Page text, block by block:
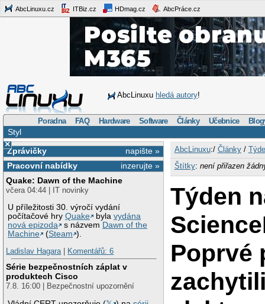
AbcLinuxu.cz ITBiz.cz HDmag.cz AbcPráce.cz
AbcLinuxu hledá autory!
Poradna FAQ Hardware Software Články Učebnice
Styl
×
napište »
Zprávičky
inzerujte »
Pracovní nabídky
Quake: Dawn of the Machine
včera 04:44 | IT novinky
U příležitosti 30. výročí vydání
počítačové hryQuake bylavydána
nová epizoda
s názvem Dawn of the
Machine
(Steam ).
Ladislav Hagara| Komentářů: 6
Série bezpečnostních záplat v
produktech Cisco
7.8. 16:00 | Bezpečnostní upozornění
AbcLinuxu:/ Články/
Štítky: není přiřazen
Týden
Poprvé